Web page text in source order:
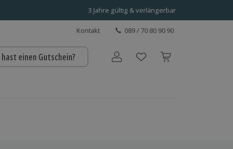
3 Jahre gültig & verlängerbar
Kontakt 089 / 70 80 90 90
hast einen Gutschein? Benutzerkonto